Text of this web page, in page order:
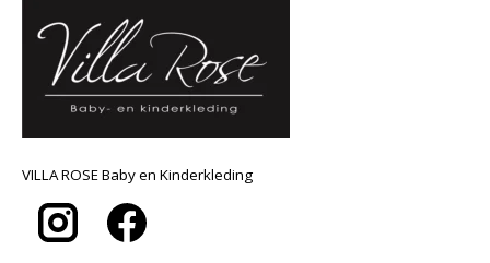
VILLA ROSE Baby en Kinderkleding